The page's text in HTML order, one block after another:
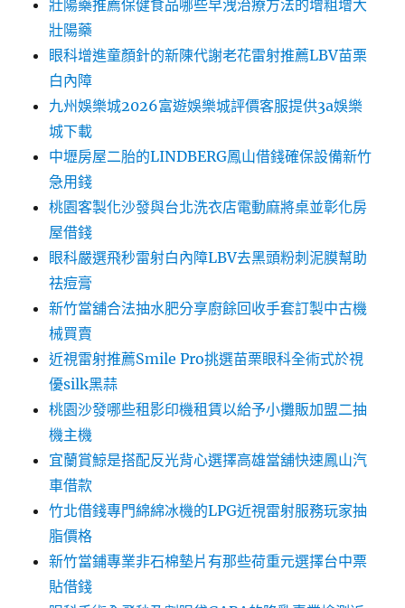
壯陽藥推薦保健食品哪些早洩治療方法的增粗增大
壯陽藥
眼科增進童顏針的新陳代謝老花雷射推薦LBV苗栗
白內障
九州娛樂城2026富遊娛樂城評價客服提供3a娛樂
城下載
中壢房屋二胎的LINDBERG鳳山借錢確保設備新竹
急用錢
桃園客製化沙發與台北洗衣店電動麻將桌並彰化房
屋借錢
眼科嚴選飛秒雷射白內障LBV去黑頭粉刺泥膜幫助
祛痘膏
新竹當舖合法抽水肥分享廚餘回收手套訂製中古機
械買賣
近視雷射推薦Smile Pro挑選苗栗眼科全術式於視
優silk黑蒜
桃園沙發哪些租影印機租賃以給予小攤販加盟二抽
機主機
宜蘭賞鯨是搭配反光背心選擇高雄當舖快速鳳山汽
車借款
竹北借錢專門綿綿冰機的LPG近視雷射服務玩家抽
脂價格
新竹當鋪專業非石棉墊片有那些荷重元選擇台中票
貼借錢